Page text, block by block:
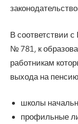
В соответствии
№ 781, к
работникам
выхода на
школы
профильные